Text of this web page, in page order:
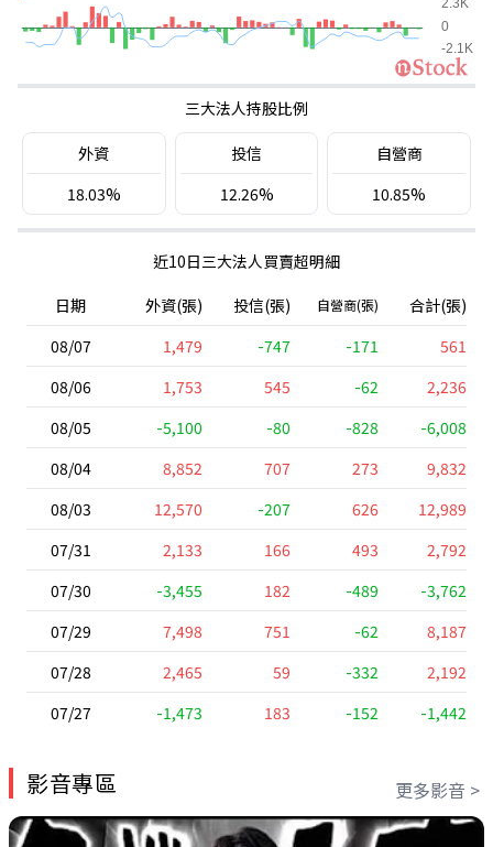
三大法人持股比例
外資
18.03%
投信
12.26%
自營商
10.85%
近10日三大法人買賣超明細
日期
外資(張) 投信(張) 自營商(張)
合計(張)
08/07
1,479 -747 -171
561
08/06
1,753 545 -62
2,236
08/05
-5,100 -80 -828
-6,008
08/04
8,852 707 273
9,832
08/03
12,570 -207 626
12,989
07/31
2,133 166 493
2,792
07/30
-3,455 182 -489
-3,762
07/29
7,498 751 -62
8,187
07/28
2,465 59 -332
2,192
07/27
-1,473 183 -152 -1,442
影音專區 更多影音 >